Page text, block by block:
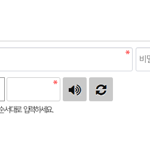
서대로 입력하세요.